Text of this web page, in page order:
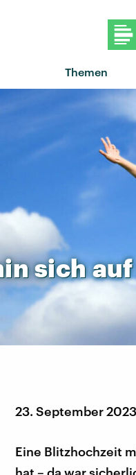
Themen
sichauf
23. September 2023
Eine Blitzhochzeit